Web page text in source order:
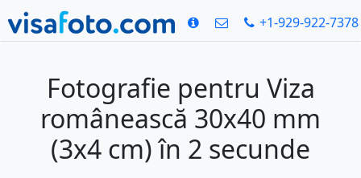
+1-929-922-7378
Fotografie pentru Viza
românească 30x40 mm
(3x4 cm) în 2 secunde